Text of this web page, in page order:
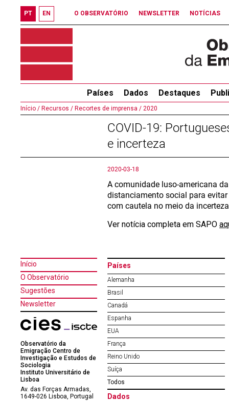
PT EN O OBSERVATÓRIO NEWSLETTER NOTÍCIAS
Países Dados Destaques
Início / Recursos / Recortes de imprensa / 2020
COVID-19:
e incerteza
2020-03-18
A comunidade luso-americana
distanciamento social para
com cautela no meio da
Ver notícia completa em SAPO
Início
O Observatório
Sugestões
Newsletter
Observatório da
Emigração Centro de
Investigação e Estudos de
Sociologia
Instituto Universitário de
Lisboa
Av. das Forças Armadas,
1649-026 Lisboa, Portugal
Países
Alemanha
Brasil
Canadá
Espanha
EUA
França
Reino Unido
Suíça
Todos
Dados